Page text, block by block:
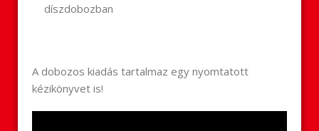
díszdobozban
A dobozos kiadás tartalmaz egy nyomtatott
kézikönyvet is!